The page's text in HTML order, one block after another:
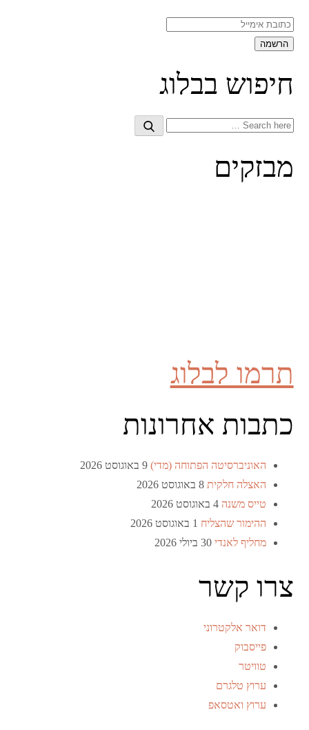
חיפוש בבלוג
Search
Search
מבזקים
תרמו לבלוג
כתבות אחרונות
האוניברסיטה הפתוחה (מדי) 9 באוגוסט 2026
האצלה חלקית 8 באוגוסט 2026
טייס משנה 4 באוגוסט 2026
ההימור שהצליח 1 באוגוסט 2026
מחליף לאנדי 30 ביולי 2026
צרו קשר
דואר אלקטרוני
פייסבוק
טוויטר
ערוץ טלגרם
ערוץ ואטסאפ